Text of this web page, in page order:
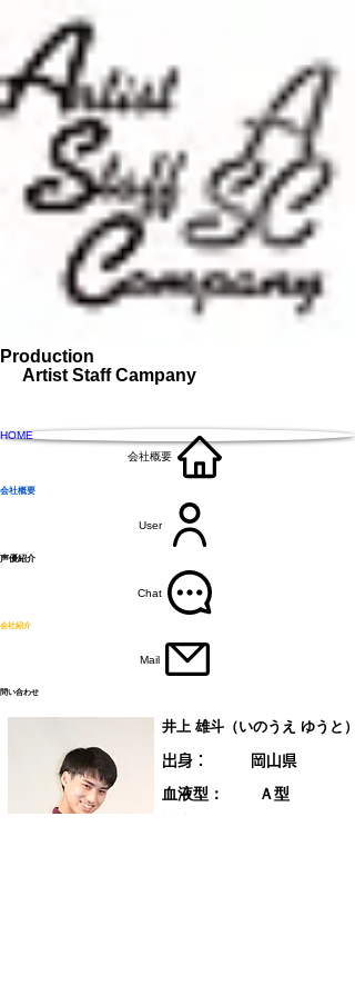
Production
Artist Staff Campany
HOME
会社概要
​会社概要
User
​声優紹介
Chat
​会社紹介
Mail
問い合わせ
井上 雄斗（いのうえ ゆうと）
出身：
​血液型：
岡山県
Ａ型